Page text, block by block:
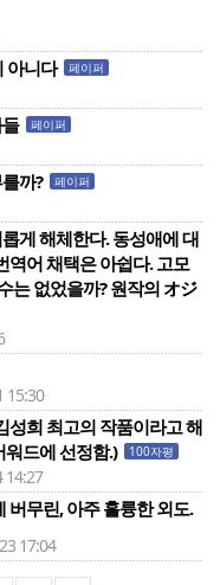
아니다 페이퍼
페이퍼
까? 페이퍼
게 해체한다. 동성애에 대
역어 채택은 아쉽다. 고모
는 없었을까? 원작의 オジ
15:30
성희 최고의 작품이라고 해
워드에 선정함.)
100자평
14:27
버무린, 아주 훌륭한 외도.
17:04